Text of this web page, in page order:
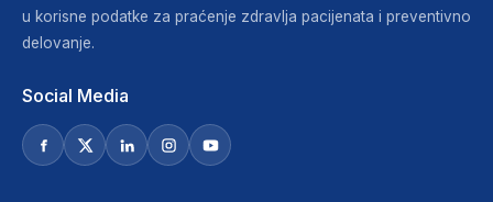
u korisne podatke za praćenje zdravlja pacijenata i preventivno
delovanje.
Social Media